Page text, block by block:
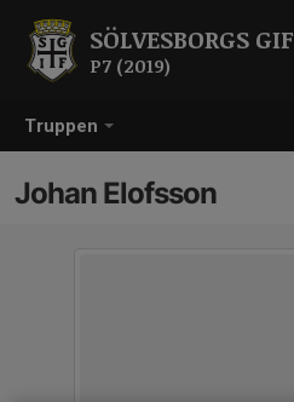
Truppen
SÖLVESBORGS GIF
P7 (2019)
Johan Elofsson